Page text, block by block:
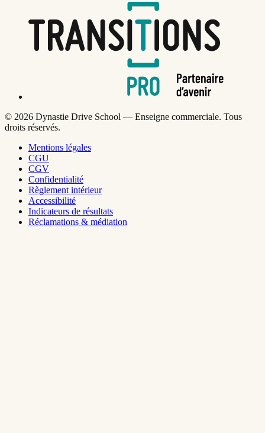
© 2026 Dynastie Drive School — Enseigne commerciale. Tous
droits réservés.
Mentions légales
CGU
CGV
Confidentialité
Règlement intérieur
Accessibilité
Indicateurs de résultats
Réclamations & médiation